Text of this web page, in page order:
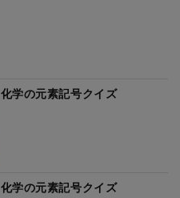
化学の元素記号クイズ
化学の元素記号クイズ